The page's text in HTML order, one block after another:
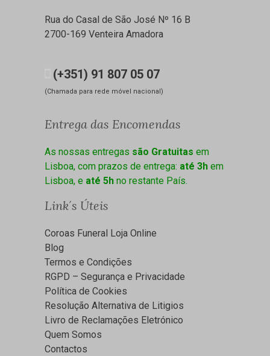
Rua do Casal de São José Nº 16 B
2700-169 Venteira Amadora
(+351) 91 807 05 07
(Chamada para rede móvel nacional)
Entrega das Encomendas
As nossas entregas são Gratuitas em
Lisboa, com prazos de entrega: até 3h em
Lisboa, e até 5h no restante País.
Link´s Úteis
Coroas Funeral Loja Online
Blog
Termos e Condições
RGPD – Segurança e Privacidade
Política de Cookies
Resolução Alternativa de Litigios
Livro de Reclamações Eletrónico
Quem Somos
Contactos